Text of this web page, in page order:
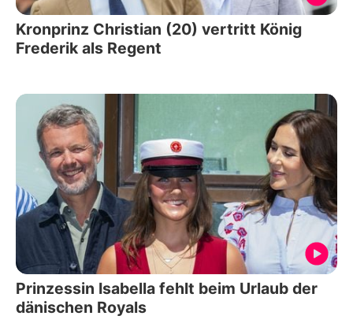
Kronprinz Christian (20) vertritt König
Frederik als Regent
Prinzessin Isabella fehlt beim Urlaub der
dänischen Royals